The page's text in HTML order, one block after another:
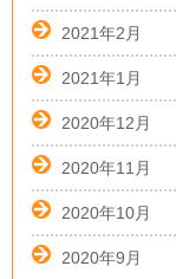
2021年2月
2021年1月
2020年12月
2020年11月
2020年10月
2020年9月